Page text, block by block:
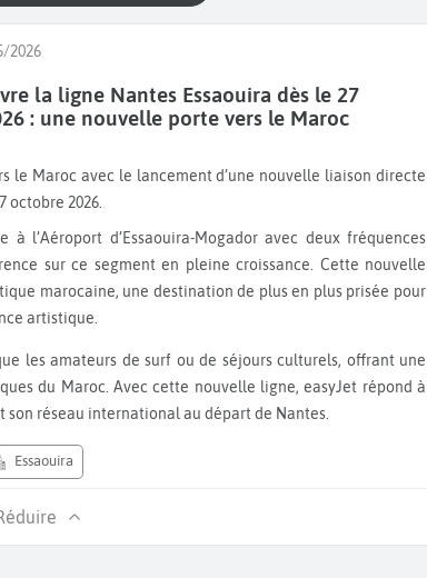
2026
la ligne Nantes Essaouira dès le 27
: une nouvelle porte vers le Maroc
octobre 2026.
sur ce segment en pleine croissance. Cette nouvelle
marocaine, une destination de plus en plus prisée pour
artistique.
du Maroc. Avec cette nouvelle ligne, easyJet répond à
réseau international au départ de Nantes.
Essaouira